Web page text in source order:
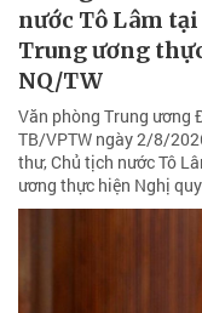
nước Tô Lâm
Trung ương
NQ/TW
Văn phòng Trung ương
TB/VPTW ngày 2/8/
thư, Chủ tịch nước Tô
ương thực hiện Nghị